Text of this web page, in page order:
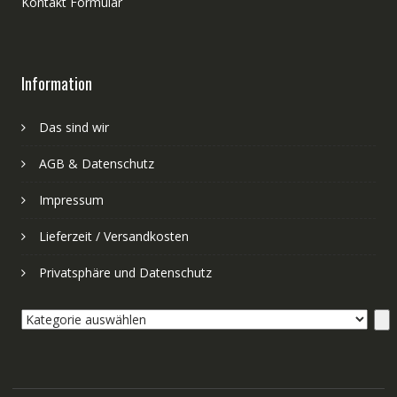
Information
Das sind wir
AGB & Datenschutz
Impressum
Lieferzeit / Versandkosten
Privatsphäre und Datenschutz
Kategorie